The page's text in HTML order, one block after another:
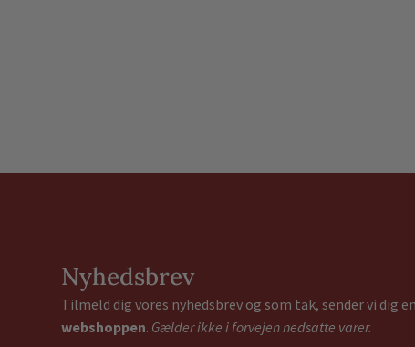
Nyhedsbrev
Tilmeld dig vores nyhedsbrev og som tak, sender vi dig
webshoppen. Gælder ikke i forvejen nedsatte varer.